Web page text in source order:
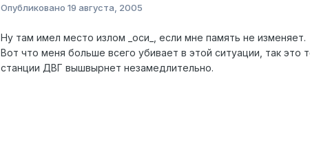
Опубликовано 19 августа, 2005
Ну там имел место излом _оси_, если мне память не изменяет.
Вот что меня больше всего убивает в этой ситуации, так
станции ДВГ вышвырнет незамедлительно.